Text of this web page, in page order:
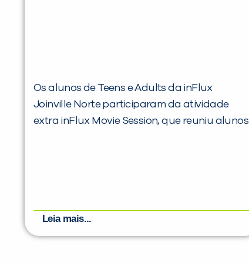
Os alunos de Teens e Adults da inFlux
Joinville Norte participaram da atividade
extra inFlux Movie Session, que reuniu alunos
Leia mais...